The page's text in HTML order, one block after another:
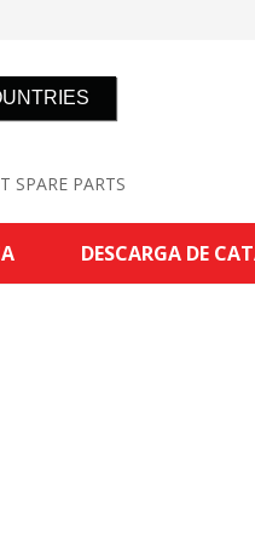
SPARE PARTS
DESCARGA DE